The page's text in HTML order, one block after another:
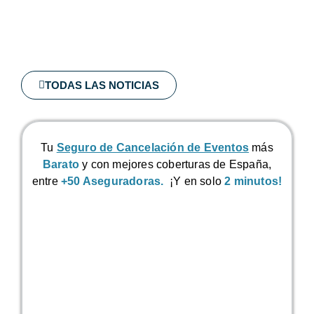
TODAS LAS NOTICIAS
Tu Seguro de Cancelación de Eventos más
Barato y con mejores coberturas de España,
entre+50 Aseguradoras. ¡Y en solo2 minutos!